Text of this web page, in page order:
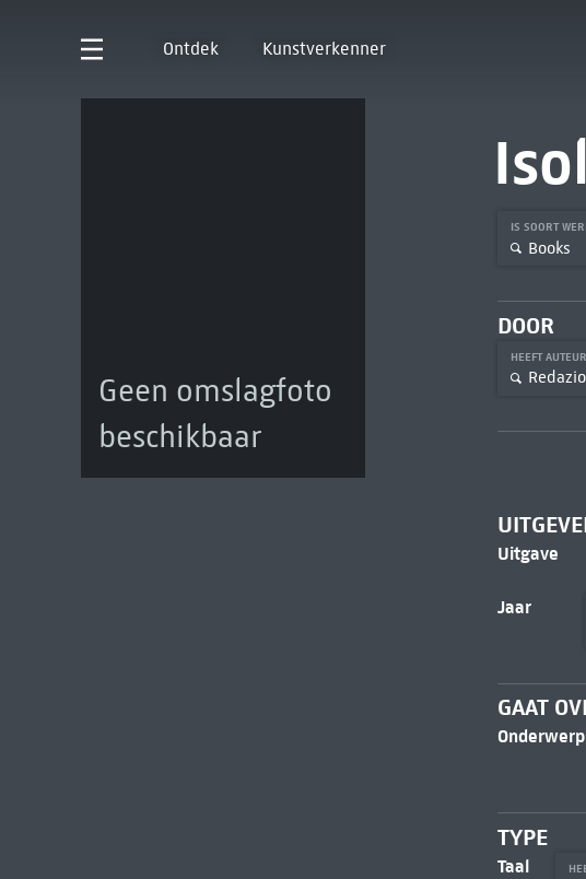
Ontdek Kunstverkenner
Geen omslagfoto
beschikbaar
IS SOORT
Books
DOOR
HEEFT AUTEUR
Uitgave
Jaar
GAAT
Onderwerp
TYPE
Taal